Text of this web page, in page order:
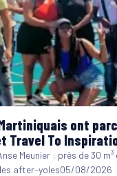
ont
Travel To
Meunier : près de 30
after-yoles05/08/2026